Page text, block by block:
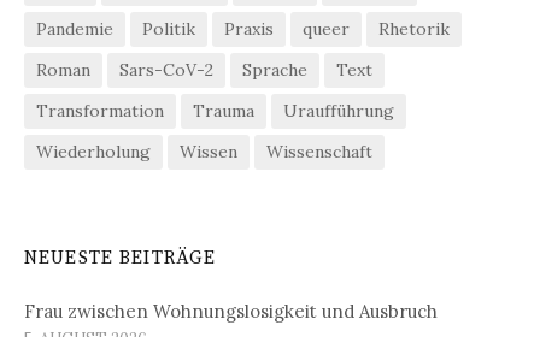
Pandemie
Politik Praxis queer
Rhetorik
Roman
Sars-CoV-2 Sprache
Text
Transformation
Trauma
Uraufführung
Wiederholung
Wissen Wissenschaft
NEUESTE BEITRÄGE
Frau zwischen Wohnungslosigkeit und Ausbruch